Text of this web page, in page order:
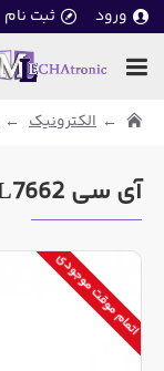
ورود ثبت نام
الکترونیک
آی سی ICL7662
اتمام موقت موجودی